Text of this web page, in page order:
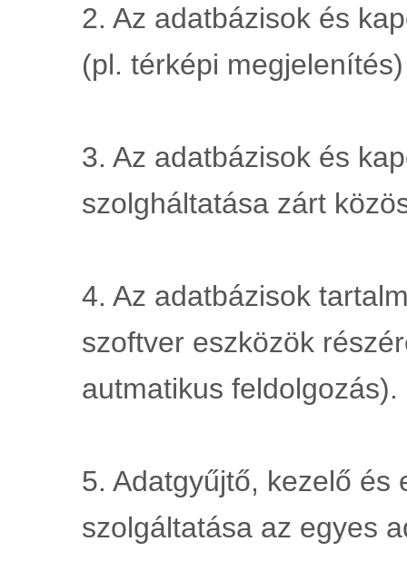
2. Az adatbázisok és
(pl. térképi
3. Az adatbázisok és
szolgháltatása zárt
4. Az adatbázisok
szoftver eszközök
autmatikus feldolgozás).
5. Adatgyűjtő, kezelő és
szolgáltatása az egyes